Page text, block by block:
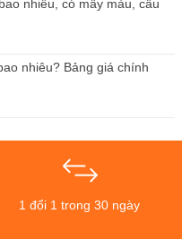
nhiêu, có mấy màu, cấu
nhiêu? Bảng giá chính
1 đổi 1 trong 30 ngày